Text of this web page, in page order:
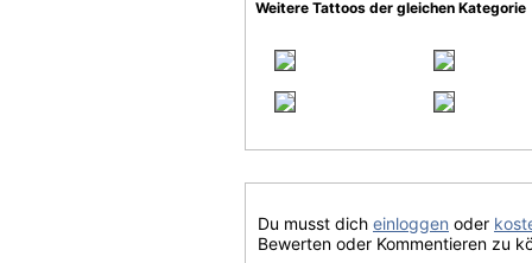
Weitere Tattoos der gleichen Kategorie
Du musst dich einloggen oder
Bewerten oder Kommentieren zu